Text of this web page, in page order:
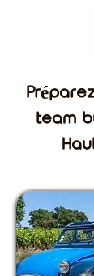
team